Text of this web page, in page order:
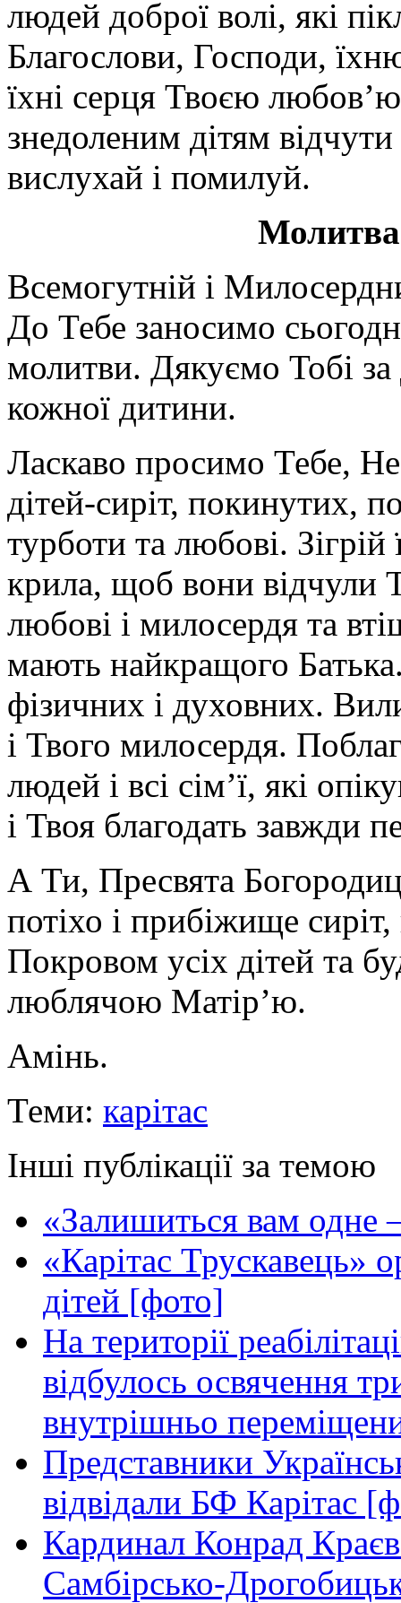
людей доброї волі, які
Благослови, Господи,
їхні серця Твоєю
знедоленим дітям
вислухай і помилуй.
Молитва
Всемогутній і
До Тебе заносимо
молитви. Дякуємо Тобі
кожної дитини.
Ласкаво просимо Тебе,
дітей-сиріт, покинутих,
турботи та любові. Зігрій
крила, щоб вони відчули
любові і милосердя та
мають найкращого
фізичних і духовних.
і Твого милосердя.
людей і всі сім’ї, які
і Твоя благодать завжди
А Ти, Пресвята
потіхо і прибіжище
Покровом усіх дітей та
люблячою Матір’ю.
Амінь.
Теми: карітас
Інші публікації за темою
«Залишиться вам
«Карітас Трускавець»
дітей [фото]
На території
відбулось освячення
внутрішньо
Представники
відвідали БФ Карітас
Кардинал Конрад
Самбірсько-